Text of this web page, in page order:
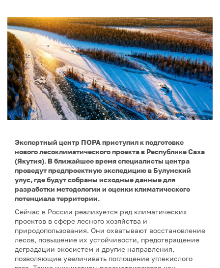
Экспертный центр ПОРА приступил к подготовке
нового лесоклиматического проекта в Республике Саха
(Якутия). В ближайшее время специалисты центра
проведут предпроектную экспедицию в Булунский
улус, где будут собраны исходные данные для
разработки методологии и оценки климатического
потенциала территории.
Сейчас в России реализуется ряд климатических
проектов в сфере лесного хозяйства и
природопользования. Они охватывают восстановление
лесов, повышение их устойчивости, предотвращение
деградации экосистем и другие направления,
позволяющие увеличивать поглощение углекислого